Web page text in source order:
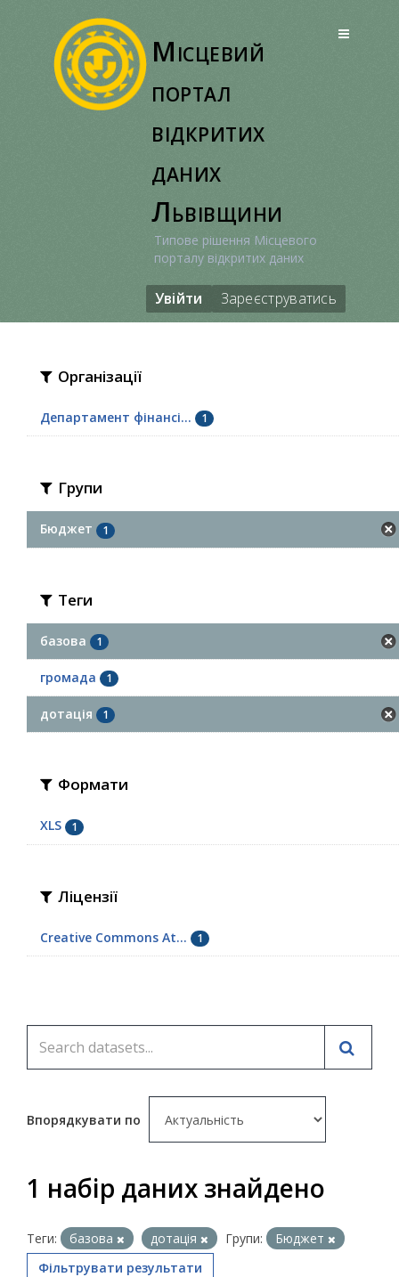
Місцевий
портал
відкритих
даних
Львівщини
Типове рішення Місцевого
порталу відкритих даних
Увійти Зареєструватись
Організації
Департамент фінансі... 1
Групи
Бюджет 1
Теги
базова 1
громада 1
дотація 1
Формати
XLS 1
Ліцензії
Creative Commons At... 1
Впорядкувати по
1 набір даних знайдено
Теги: базова дотація Групи:
Бюджет
Фільтрувати результати